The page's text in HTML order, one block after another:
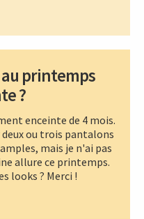
printemps
?
enceinte de 4 mois.
ou trois pantalons
mais je n'ai pas
allure ce printemps.
looks ? Merci !